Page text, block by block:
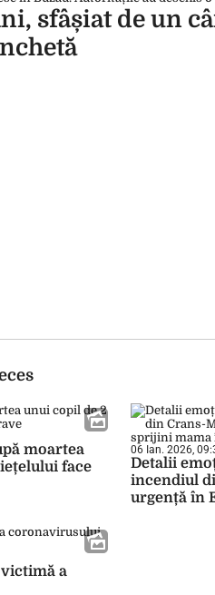
sfâșiat de un
moartea
face
06 Ian. 2026,
Detalii
incendiul
urgență în
a